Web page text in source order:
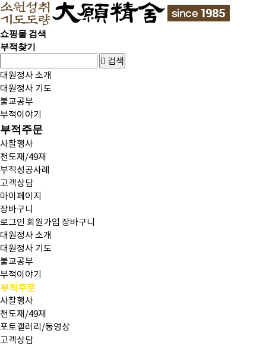
쇼핑몰 검색
부적찾기
검색
대원정사 소개
대원정사 기도
불교공부
부적이야기
부적주문
사찰행사
천도재/49재
부적성공사례
고객상담
마이페이지
장바구니
로그인 회원가입 장바구니
대원정사 소개
대원정사 기도
불교공부
부적이야기
부적주문
사찰행사
천도재/49재
포토갤러리/동영상
고객상담